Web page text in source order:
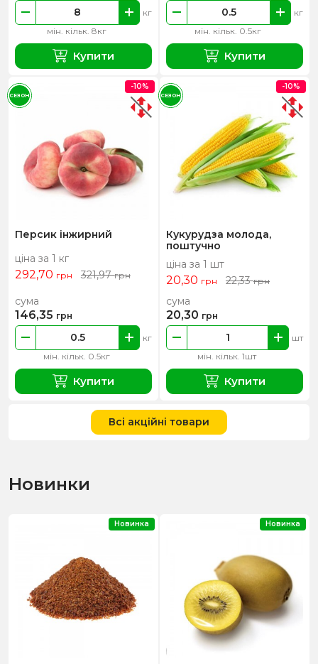
мін. кільк. 8кг
кг
Купити
мін. кільк. 0.5кг
кг
Купити
Персик інжирний
ціна за 1 кг
292,70 грн 321,97грн
мін. кільк. 0.5кг
кг
сума
146,35 грн
Купити
-10%
СЕЗОН
Кукурудза молода,
поштучно
ціна за 1 шт
20,30 грн 22,33грн
мін. кільк. 1шт
шт
сума
20,30 грн
Купити
-10%
СЕЗОН
Всі акційні товари
Новинки
Новинка Новинка